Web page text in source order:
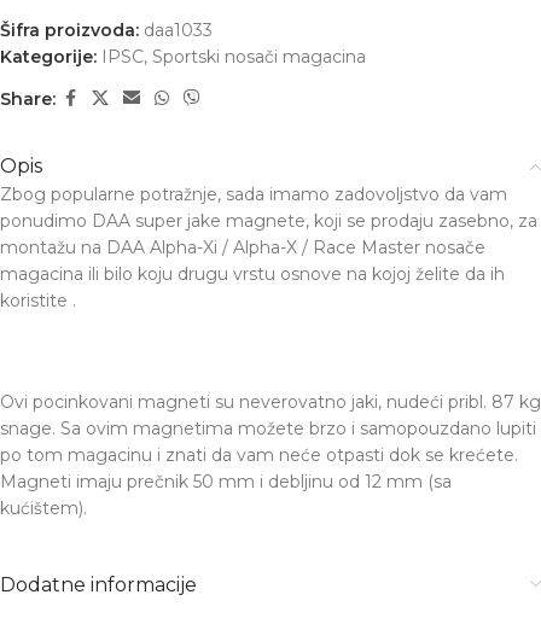
Šifra proizvoda: daa1033
Kategorije: IPSC, Sportski nosači magacina
Share:
Opis
Zbog popularne potražnje, sada imamo zadovoljstvo da vam
ponudimo DAA super jake magnete, koji se prodaju zasebno, za
montažu na DAA Alpha-Xi / Alpha-X / Race Master nosače
magacina ili bilo koju drugu vrstu osnove na kojoj želite da ih
koristite .
Ovi pocinkovani magneti su neverovatno jaki, nudeći pribl. 87 kg
snage. Sa ovim magnetima možete brzo i samopouzdano lupiti
po tom magacinu i znati da vam neće otpasti dok se krećete.
Magneti imaju prečnik 50 mm i debljinu od 12 mm (sa
kućištem).
Dodatne informacije